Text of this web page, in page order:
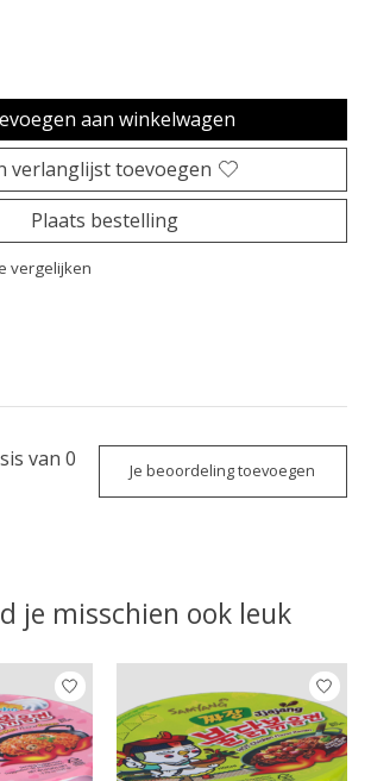
aan winkelwagen
verlanglijst toevoegen
Plaats bestelling
vergelijken
van 0
Je beoordeling toevoegen
je misschien ook leuk